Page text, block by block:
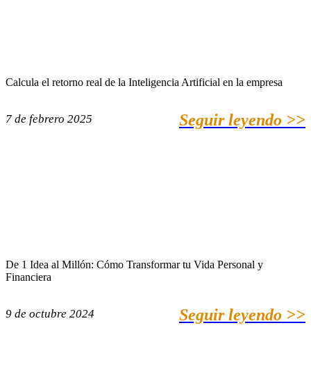
Calcula el retorno real de la Inteligencia Artificial en la empresa
7 de febrero 2025 Seguir leyendo >>
De 1 Idea al Millón: Cómo Transformar tu Vida Personal y
Financiera
9 de octubre 2024 Seguir leyendo >>